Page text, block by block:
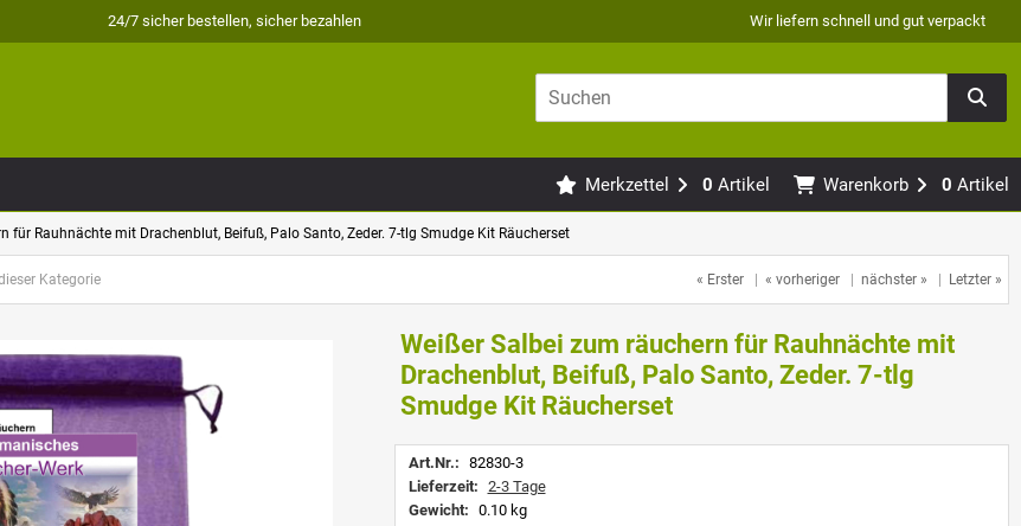
24/7 sicher bestellen, sicher bezahlen Wir liefern schnell und gut verpackt
Warenkorb 0 Artikel
Merkzettel 0 Artikel
für Rauhnächte mit Drachenblut, Beifuß, Palo Santo, Zeder. 7-tlg Smudge Kit Räucherset
Kategorie « Erster « vorheriger nächster » Letzter »
Weißer Salbei zum räuchern für Rauhnächte mit
Drachenblut, Beifuß, Palo Santo, Zeder. 7-tlg
Smudge Kit Räucherset
Art.Nr.: 82830-3
Lieferzeit: 2-3 Tage
Gewicht: 0.10 kg